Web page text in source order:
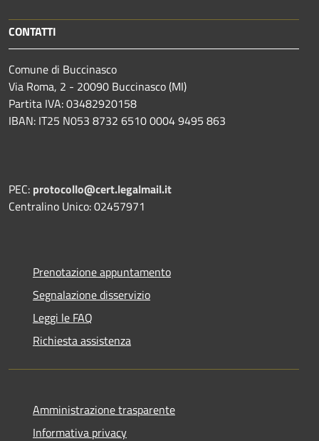
CONTATTI
Comune di Buccinasco
Via Roma, 2 - 20090 Buccinasco (MI)
Partita IVA: 03482920158
IBAN: IT25 N053 8732 6510 0004 9495 863
PEC: protocollo@cert.legalmail.it
Centralino Unico: 02457971
Prenotazione appuntamento
Segnalazione disservizio
Leggi le FAQ
Richiesta assistenza
Amministrazione trasparente
Informativa privacy